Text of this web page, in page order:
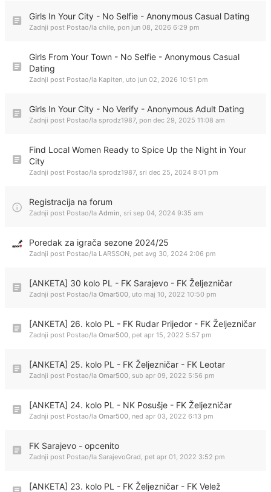
Girls In Your City - No Selfie - Anonymous Casual Dating
Zadnji post Postao/la chile, pon jun 08, 2026 6:29 pm
Girls From Your Town - No Selfie - Anonymous Casual
Dating
Zadnji post Postao/la Kapiten, uto jun 02, 2026 10:51 pm
Girls In Your City - No Verify - Anonymous Adult Dating
Zadnji post Postao/la sprodz1987, pon dec 29, 2025 11:08 am
Find Local Women Ready to Spice Up the Night in Your
City
Zadnji post Postao/la sprodz1987, sri dec 25, 2024 8:01 pm
Registracija na forum
Zadnji post Postao/la Admin, sri sep 04, 2024 9:35 am
Poredak za igrača sezone 2024/25
Zadnji post Postao/la LARSSON, pet avg 30, 2024 2:06 pm
[ANKETA] 30 kolo PL - FK Sarajevo - FK Željezničar
Zadnji post Postao/la Omar500, uto maj 10, 2022 10:50 pm
[ANKETA] 26. kolo PL - FK Rudar Prijedor - FK Željezničar
Zadnji post Postao/la Omar500, pet apr 15, 2022 5:57 pm
[ANKETA] 25. kolo PL - FK Željezničar - FK Leotar
Zadnji post Postao/la Omar500, sub apr 09, 2022 5:56 pm
[ANKETA] 24. kolo PL - NK Posušje - FK Željezničar
Zadnji post Postao/la Omar500, ned apr 03, 2022 6:13 pm
FK Sarajevo - opcenito
Zadnji post Postao/la SarajevoGrad, pet apr 01, 2022 3:52 pm
[ANKETA] 23. kolo PL - FK Željezničar - FK Velež